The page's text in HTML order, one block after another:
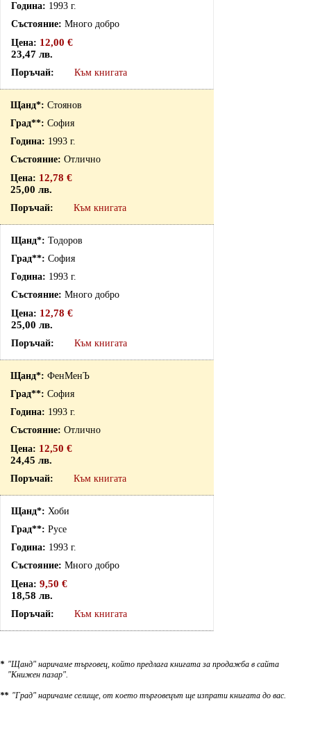
1993 г.
Много добро
12,00 €
23,47 лв.
Към книгата
Стоянов
София
1993 г.
Отлично
12,78 €
25,00 лв.
Към книгата
Тодоров
София
1993 г.
Много добро
12,78 €
25,00 лв.
Към книгата
ФенМенЪ
София
1993 г.
Отлично
12,50 €
24,45 лв.
Към книгата
Хоби
Русе
1993 г.
Много добро
9,50 €
18,58 лв.
Към книгата
* "Щанд" наричаме търговец, който предлага книгата за продажба в сайта
"Книжен пазар".
** "Град" наричаме селище, от което търговецът ще изпрати книгата до вас.